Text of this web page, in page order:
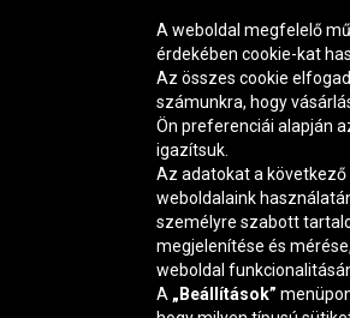
A weboldal megfelelő
érdekében cookie-kat
Az összes cookie
számunkra, hogy
Ön preferenciái alapján
igazítsuk.
Az adatokat a
weboldalaink
személyre szabott
megjelenítése és
weboldal
A „Beállítások”